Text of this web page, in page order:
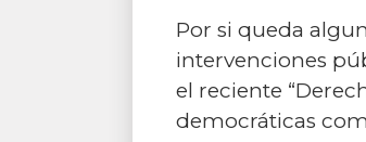
Por si queda
intervenciones
el reciente
democráticas